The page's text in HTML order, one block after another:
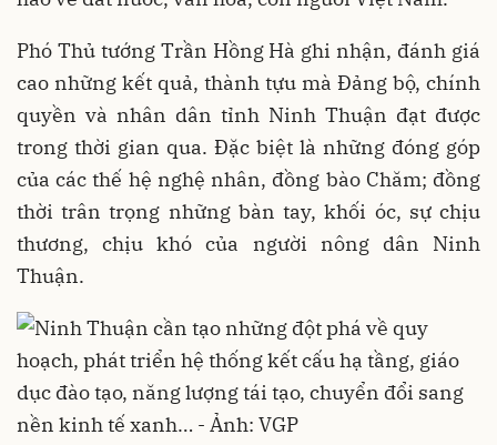
Phó Thủ tướng Trần Hồng Hà ghi nhận, đánh giá
cao những kết quả, thành tựu mà Đảng bộ, chính
quyền và nhân dân tỉnh Ninh Thuận đạt được
trong thời gian qua. Đặc biệt là những đóng góp
của các thế hệ nghệ nhân, đồng bào Chăm; đồng
thời trân trọng những bàn tay, khối óc, sự chịu
thương, chịu khó của người nông dân Ninh
Thuận.